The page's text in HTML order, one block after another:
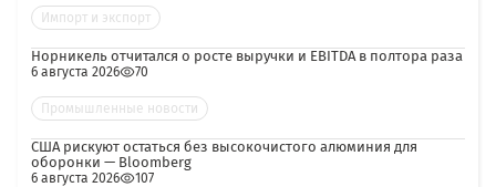
Импорт и экспорт
Норникель отчитался о росте выручки и EBITDA в полтора раза
6 августа 2026 70
Промышленные новости
США рискуют остаться без высокочистого алюминия для
оборонки — Bloomberg
6 августа 2026 107